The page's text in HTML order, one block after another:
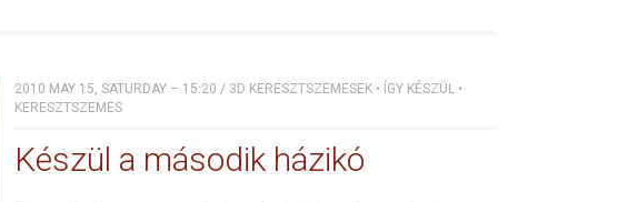
2010 MAY 15, SATURDAY – 15:20 / 3D KERESZTSZEMESEK • ÍGY KÉSZÜL •
KERESZTSZEMES
Készül a második házikó